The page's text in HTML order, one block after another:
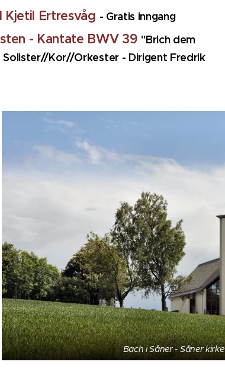
Kjetil Ertresvåg - Gratis inngang
- Kantate BWV 39 "Brich dem
Solister//Kor//Orkester - Dirigent Fredrik
Bach i Såner - Såner kirke